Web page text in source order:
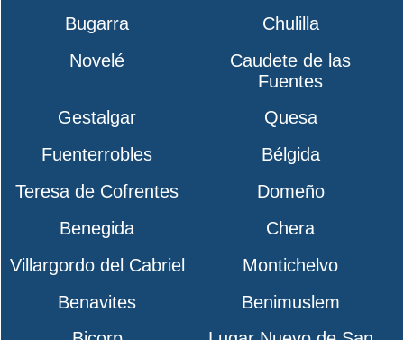
Bugarra
Chulilla
Novelé
Caudete de las
Fuentes
Gestalgar
Quesa
Fuenterrobles
Bélgida
Teresa de Cofrentes
Domeño
Benegida
Chera
Villargordo del Cabriel
Montichelvo
Benavites
Benimuslem